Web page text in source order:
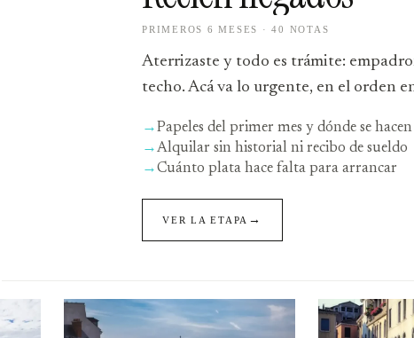
PRIMEROS 6 MESES · 40 NOTAS
Aterrizaste y todo es trámite:
techo. Acá va lo urgente, en el orden
→Papeles del primer mes y dónde se hacen
→Alquilar sin historial ni recibo de sueldo
→Cuánto plata hace falta para arrancar
VER LA ETAPA →